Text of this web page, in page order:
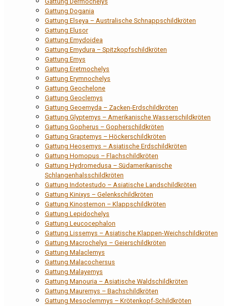
Gattung Dogania
Gattung Elseya – Australische Schnappschildkröten
Gattung Elusor
Gattung Emydoidea
Gattung Emydura – Spitzkopfschildkröten
Gattung Emys
Gattung Eretmochelys
Gattung Erymnochelys
Gattung Geochelone
Gattung Geoclemys
Gattung Geoemyda – Zacken-Erdschildkröten
Gattung Glyptemys – Amerikanische Wasserschildkröten
Gattung Gopherus – Gopherschildkröten
Gattung Graptemys – Höckerschildkröten
Gattung Heosemys – Asiatische Erdschildkröten
Gattung Homopus – Flachschildkröten
Gattung Hydromedusa – Südamerikanische
Schlangenhalsschildkröten
Gattung Indotestudo – Asiatische Landschildkröten
Gattung Kinixys – Gelenkschildkröten
Gattung Kinosternon – Klappschildkröten
Gattung Lepidochelys
Gattung Leucocephalon
Gattung Lissemys – Asiatische Klappen-Weichschildkröten
Gattung Macrochelys – Geierschildkröten
Gattung Malaclemys
Gattung Malacochersus
Gattung Malayemys
Gattung Manouria – Asiatische Waldschildkröten
Gattung Mauremys – Bachschildkröten
Gattung Mesoclemmys – Krötenkopf-Schildkröten